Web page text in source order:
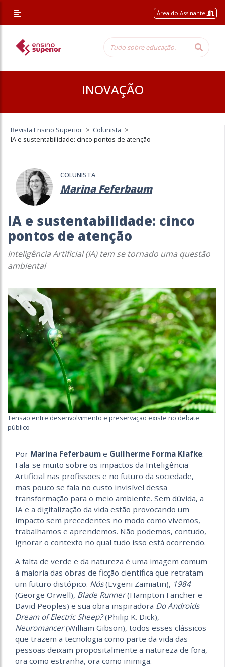
Área do Assinante
INOVAÇÃO
Revista Ensino Superior > Colunista >
IA e sustentabilidade: cinco pontos de atenção
COLUNISTA
Marina Feferbaum
IA e sustentabilidade: cinco
pontos de atenção
Inteligência Artificial (IA) tem se tornado uma questão
ambiental
Tensão entre desenvolvimento e preservação existe no debate
público
Por Marina Feferbaum e Guilherme Forma Klafke:
Fala-se muito sobre os impactos da Inteligência
Artificial nas profissões e no futuro da sociedade,
mas pouco se fala no custo invisível dessa
transformação para o meio ambiente. Sem dúvida, a
IA e a digitalização da vida estão provocando um
impacto sem precedentes no modo como vivemos,
trabalhamos e aprendemos. Não podemos, contudo,
ignorar o contexto no qual tudo isso está ocorrendo.
A falta de verde e da natureza é uma imagem comum
à maioria das obras de ficção científica que retratam
um futuro distópico. Nós(Evgeni Zamiatin), 1984
(George Orwell), Blade Runner(Hampton Fancher e
David Peoples) e sua obra inspiradora Do Androids
Dream of Electric Sheep?(Philip K. Dick),
Neuromancer(William Gibson), todos esses clássicos
que trazem a tecnologia como parte da vida das
pessoas deixam propositalmente a natureza de fora,
ora como estranha, ora como inimiga.